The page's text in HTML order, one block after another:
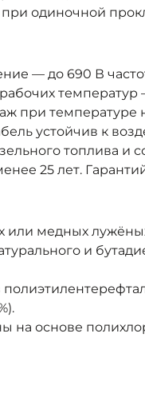
одиночной
— до 690 В
температур
при
устойчив к
топлива и
25 лет.
медных
и
на основе